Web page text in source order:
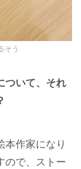
そう
いて、それ
作家になり
ので、ストー